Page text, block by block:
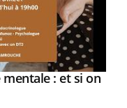
: et si on